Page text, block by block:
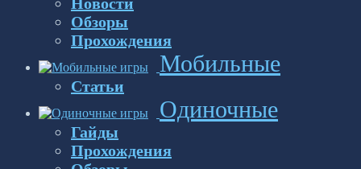
Обзоры
Прохождения
Мобильные
Статьи
Одиночные
Гайды
Прохождения